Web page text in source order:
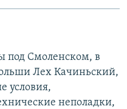
под Смоленском, в
Лех Качиньский,
условия,
неполадки,